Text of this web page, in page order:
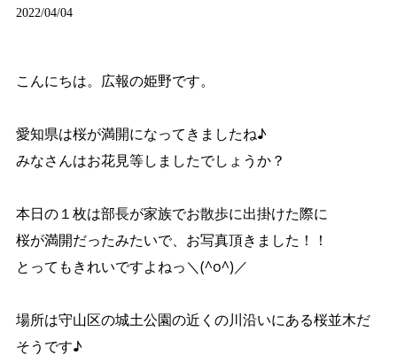
2022/04/04
こんにちは。広報の姫野です。
愛知県は桜が満開になってきましたね♪
みなさんはお花見等しましたでしょうか？
本日の１枚は部長が家族でお散歩に出掛けた際に
桜が満開だったみたいで、お写真頂きました！！
とってもきれいですよねっ＼(^o^)／
場所は守山区の城土公園の近くの川沿いにある桜並木だ
そうです♪